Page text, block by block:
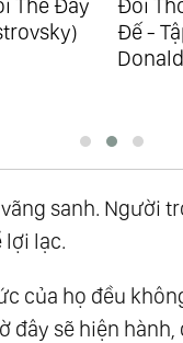
Đế -
sanh. Người
lợi lạc.
của họ đều
đây sẽ hiện